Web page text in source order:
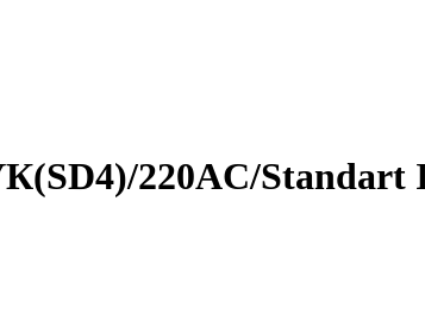
220AC/Standart